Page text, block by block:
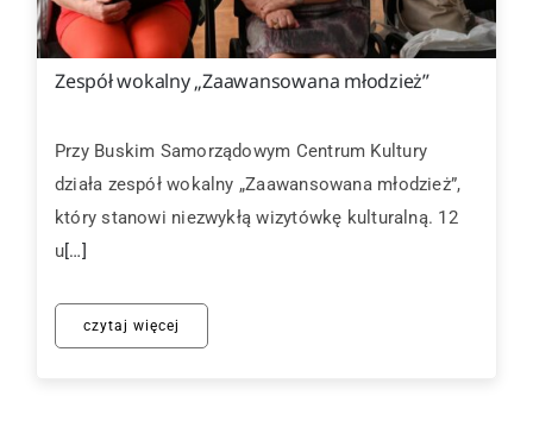
Zespół wokalny „Zaawansowana młodzież”
Przy Buskim Samorządowym Centrum Kultury
działa zespół wokalny „Zaawansowana młodzież”,
który stanowi niezwykłą wizytówkę kulturalną. 12
u[…]
czytaj więcej